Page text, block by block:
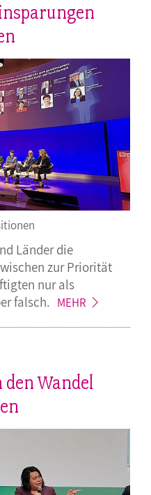
Länder die
zur Priorität
nur als
falsch. MEHR
Wandel